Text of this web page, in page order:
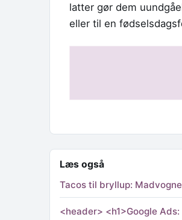
latter gør dem
eller til en
Læs også
Tacos til bryllup:
<header> <h1>Google